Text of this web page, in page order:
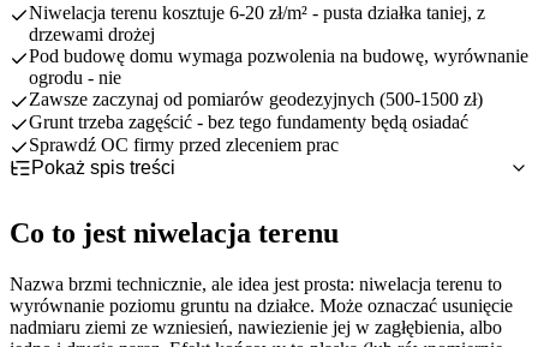
Niwelacja terenu kosztuje 6-20 zł/m² - pusta działka taniej, z
drzewami drożej
Pod budowę domu wymaga pozwolenia na budowę, wyrównanie
ogrodu - nie
Zawsze zaczynaj od pomiarów geodezyjnych (500-1500 zł)
Grunt trzeba zagęścić - bez tego fundamenty będą osiadać
Sprawdź OC firmy przed zleceniem prac
Pokaż spis treści
Niwelacja a budowa domu
Kiedy pozwolenie jest wymagane
Ile kosztuje niwelacja terenu
Co wpływa na cenę
Etapy wyrównywania działki
Metody niwelacji
Niwelacja samodzielna czy zlecenie firmie
Tabela porównawcza
Kiedy warto zlecić specjaliście
Najczęstsze błędy przy niwelacji terenu
Błędy techniczne
Ubezpieczenie działki i budowy – o czym pamiętać
Co to jest niwelacja terenu
Nazwa brzmi technicznie, ale idea jest prosta: niwelacja terenu to
wyrównanie poziomu gruntu na działce. Może oznaczać usunięcie
nadmiaru ziemi ze wzniesień, nawiezienie jej w zagłębienia, albo